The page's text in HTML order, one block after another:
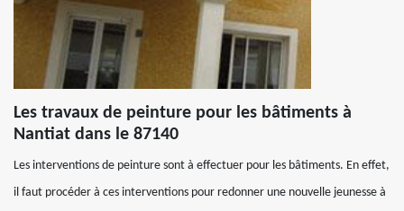
Les travaux de peinture pour les bâtiments à
Nantiat dans le 87140
Les interventions de peinture sont à effectuer pour les bâtiments. En effet,
il faut procéder à ces interventions pour redonner une nouvelle jeunesse à